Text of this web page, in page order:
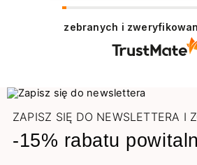
zebranych i
ZAPISZ SIĘ DO NEWSLETTERA I
-15% rabatu